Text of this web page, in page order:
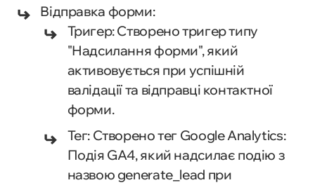
Відправка форми:
Тригер: Створено тригер типу
"Надсилання форми", який
активовується при успішній
валідації та відправці контактної
форми.
Тег: Створено тег Google Analytics:
Подія GA4, який надсилає подію з
назвою generate_lead при